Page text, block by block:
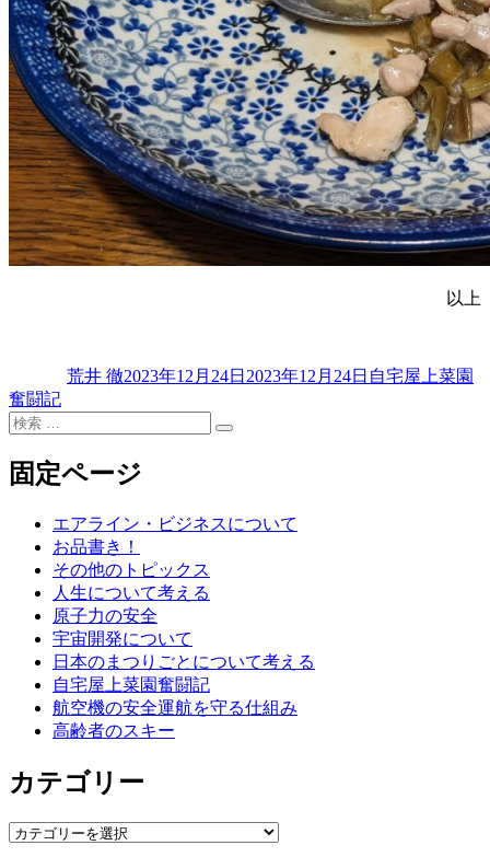
以上
者
荒井 徹日:
2023年12月24日 2023年12月24日ゴ
自宅屋上菜園
奮闘記
検
対
象:
検
固定ページ
エアライン・ビジネスについて
お品書き！
その他のトピックス
人生について考える
原子力の安全
宇宙開発について
日本のまつりごとについて考える
自宅屋上菜園奮闘記
航空機の安全運航を守る仕組み
高齢者のスキー
カテゴリー
カ